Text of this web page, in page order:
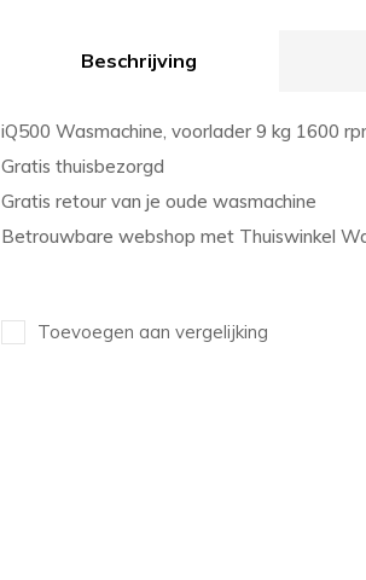
Beschrijving
iQ500 Wasmachine, voorlader 9 kg 1600
Gratis thuisbezorgd
Gratis retour van je oude wasmachine
Betrouwbare webshop met Thuiswinkel
Toevoegen aan vergelijking